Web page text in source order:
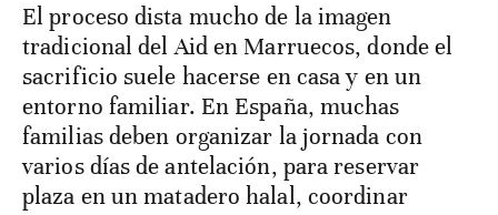
El proceso dista mucho de la imagen
tradicional del Aid en Marruecos, donde el
sacrificio suele hacerse en casa y en un
entorno familiar. En España, muchas
familias deben organizar la jornada con
varios días de antelación, para reservar
plaza en un matadero halal, coordinar